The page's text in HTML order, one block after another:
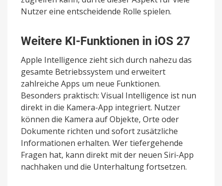
Nutzer eine entscheidende Rolle spielen.
Weitere KI-Funktionen in iOS 27
Apple Intelligence zieht sich durch nahezu das
gesamte Betriebssystem und erweitert
zahlreiche Apps um neue Funktionen.
Besonders praktisch: Visual Intelligence ist nun
direkt in die Kamera-App integriert. Nutzer
können die Kamera auf Objekte, Orte oder
Dokumente richten und sofort zusätzliche
Informationen erhalten. Wer tiefergehende
Fragen hat, kann direkt mit der neuen Siri-App
nachhaken und die Unterhaltung fortsetzen.